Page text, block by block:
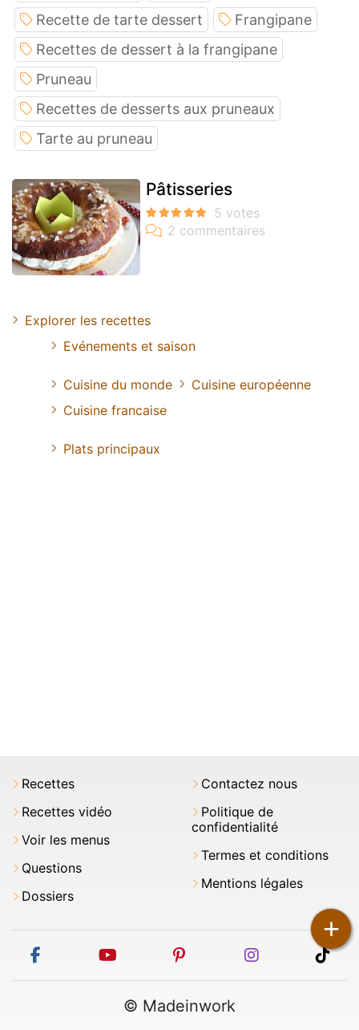
+
Recette de tarte dessert
Frangipane
Recettes de dessert à la frangipane
Pruneau
Recettes de desserts aux pruneaux
Tarte au pruneau
Pâtisseries
Explorer les recettes
Evénements et saison
Cuisine du monde
Cuisine européenne
Cuisine francaise
Plats principaux
Recettes
Recettes vidéo
Voir les menus
Questions
Dossiers
Contactez nous
Politique de
confidentialité
Termes et conditions
Mentions légales
facebook youtube pinterest instagram
© Madeinwork